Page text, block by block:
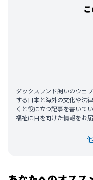
ダックスフンド飼いのウェ
する日本と海外の文化や法
くと役に立つ記事を書いて
福祉に目を向けた情報をお届